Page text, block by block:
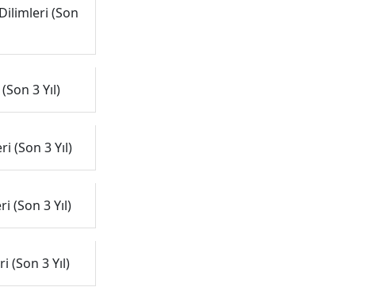
(Son
3 Yıl)
(Son 3 Yıl)
(Son 3 Yıl)
(Son 3 Yıl)